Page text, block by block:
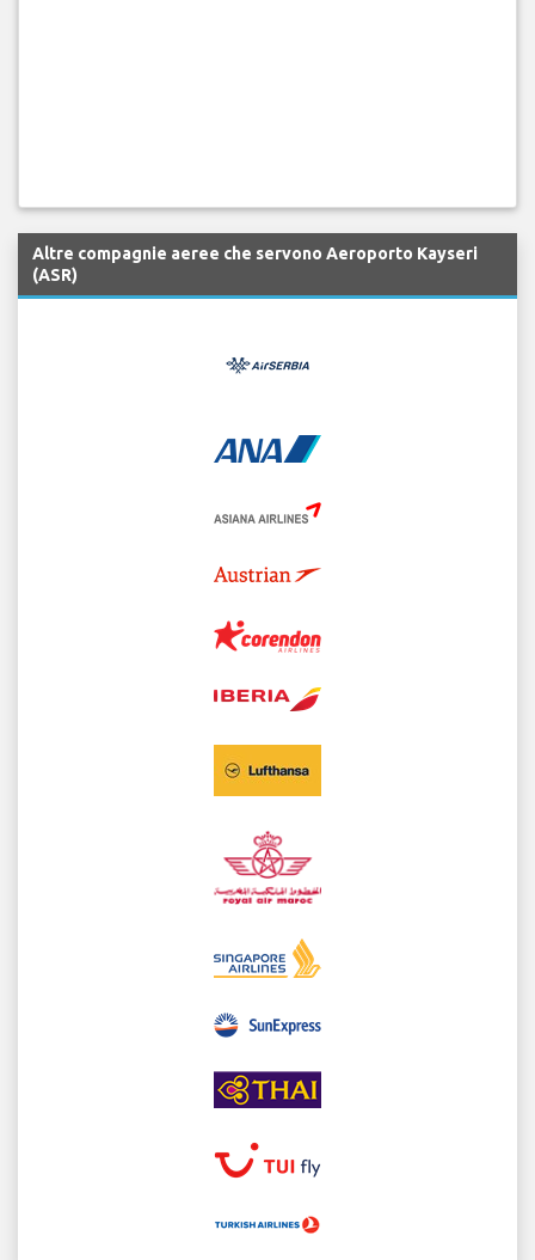
Altre compagnie aeree che servono Aeroporto Kayseri
(ASR)